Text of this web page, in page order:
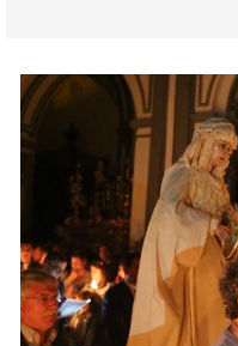
Barn og familie
Lokale arrangementer
Museum & Kunst
Natur og friluftsliv